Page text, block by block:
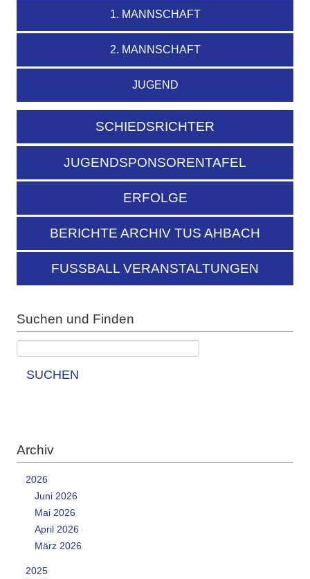
1. MANNSCHAFT
2. MANNSCHAFT
JUGEND
SCHIEDSRICHTER
JUGENDSPONSORENTAFEL
ERFOLGE
BERICHTE ARCHIV TUS AHBACH
FUSSBALL VERANSTALTUNGEN
Suchen und Finden
SUCHEN
Archiv
2026
Juni 2026
Mai 2026
April 2026
März 2026
2025